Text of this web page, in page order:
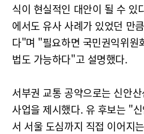
식이 현실적인 대안이 될 수 있
에서도 유사 사례가 있었던 만
다"며 "필요하면 국민권익위원
법도 가능하다"고 설명했다.
서부권 교통 공약으로는 신안
사업을 제시했다. 유 후보는 "
서 서울 도심까지 직접 이어지